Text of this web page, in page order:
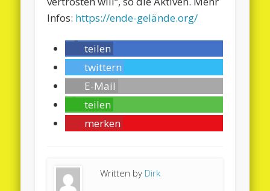
Infos: https://ende-gelände.org/
teilen
twittern
E-Mail
teilen
merken
Written by Dirk